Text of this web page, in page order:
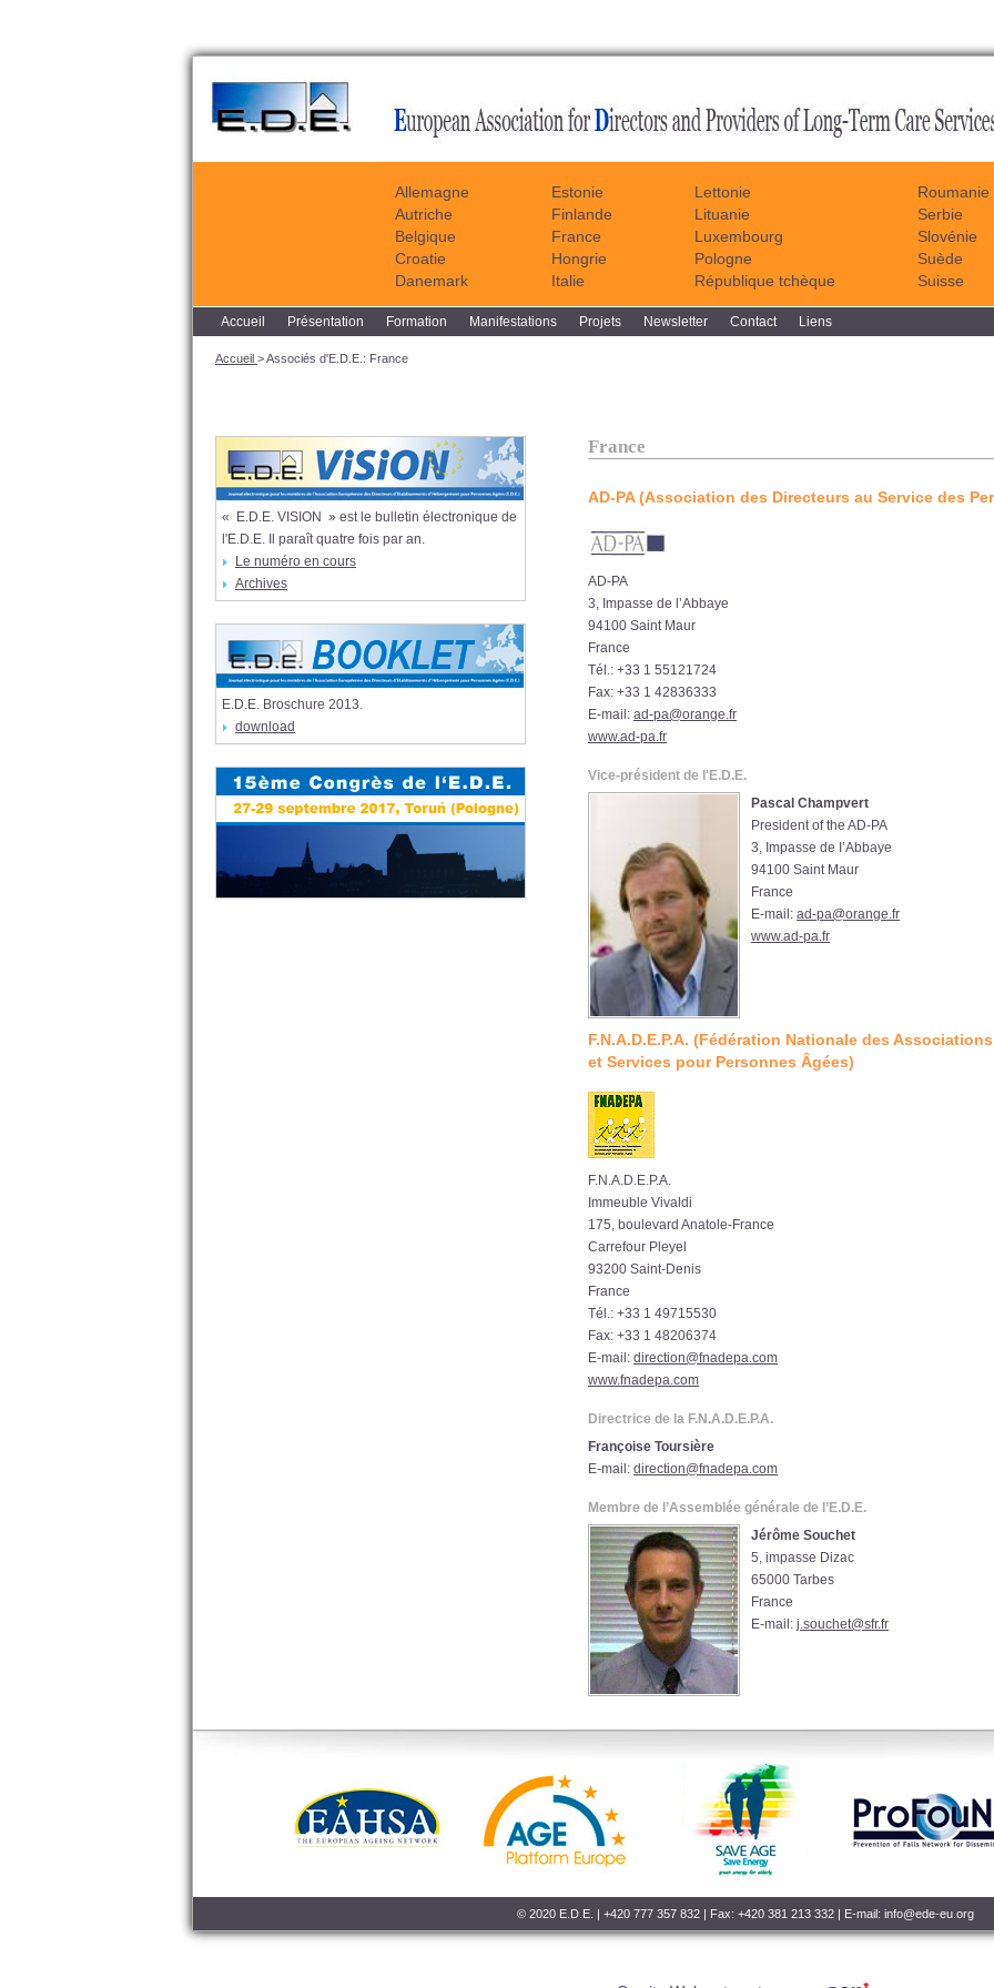
Allemagne
Autriche
Belgique
Croatie
Danemark
Estonie
Finlande
France
Hongrie
Italie
Lettonie
Lituanie
Luxembourg
Pologne
République tchèque
Roumanie
Serbie
Slovénie
Suède
Suisse
Accueil Présentation Formation Manifestations Projets Newsletter Contact Liens
Accueil > Associés d'E.D.E.: France
« E.D.E. VISION » est le bulletin électronique de
l'E.D.E. Il paraît quatre fois par an.
Le numéro en cours
Archives
E.D.E. Broschure 2013.
download
France
AD-PA (Association des Directeurs au Service des
AD-PA
3, Impasse de l’Abbaye
94100 Saint Maur
France
Tél.: +33 1 55121724
Fax: +33 1 42836333
E-mail: ad-pa@orange.fr
www.ad-pa.fr
Vice-président de l'E.D.E.
Pascal Champvert
President of the AD-PA
3, Impasse de I’Abbaye
94100 Saint Maur
France
E-mail: ad-pa@orange.fr
www.ad-pa.fr
F.N.A.D.E.P.A. (Fédération Nationale des
et Services pour Personnes Âgées)
F.N.A.D.E.P.A.
Immeuble Vivaldi
175, boulevard Anatole-France
Carrefour Pleyel
93200 Saint-Denis
France
Tél.: +33 1 49715530
Fax: +33 1 48206374
E-mail: direction@fnadepa.com
www.fnadepa.com
Directrice de la F.N.A.D.E.P.A.
Françoise Toursière
E-mail: direction@fnadepa.com
Membre de l’Assemblée générale de l’E.D.E.
Jérôme Souchet
5, impasse Dizac
65000 Tarbes
France
E-mail: j.souchet@sfr.fr
© 2020 E.D.E. | +420 777 357 832 | Fax: +420 381 213 332 | E-mail: info@ede-eu.org